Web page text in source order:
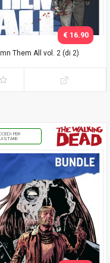
Them All vol. 2 (di 2)
€ 16.90
PER